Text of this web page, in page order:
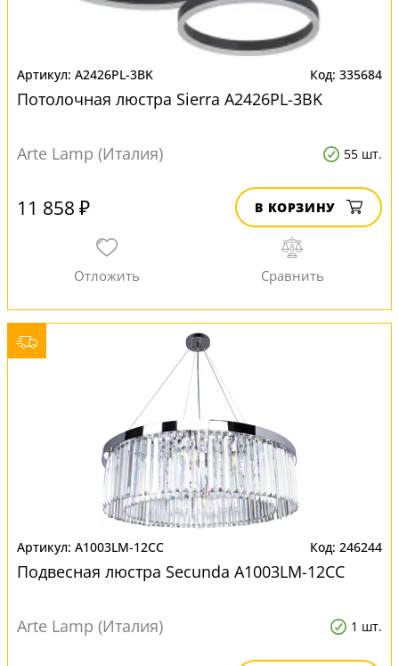
A2426PL-3BK 335684
Потолочная люстра Sierra A2426PL-3BK
Arte Lamp (Италия) 55 шт.
11 858 ₽ В КОРЗИНУ
A1003LM-12CC 246244
Подвесная люстра Secunda A1003LM-12CC
Arte Lamp (Италия) 1 шт.